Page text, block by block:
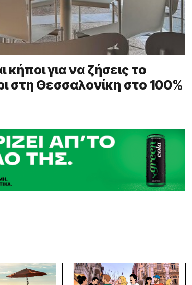
κήποι για να ζήσεις το
στη Θεσσαλονίκη στο 100%